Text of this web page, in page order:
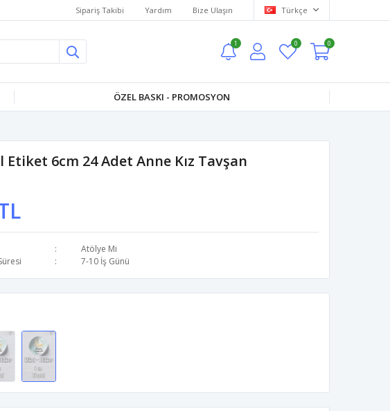
Sipariş Takibi Yardım Bize Ulaşın Türkçe
1 0 0
ÖZEL BASKI - PROMOSYON
Etiket 6cm 24 Adet Anne Kız Tavşan
Atölye Mi
7-10 İş Günü